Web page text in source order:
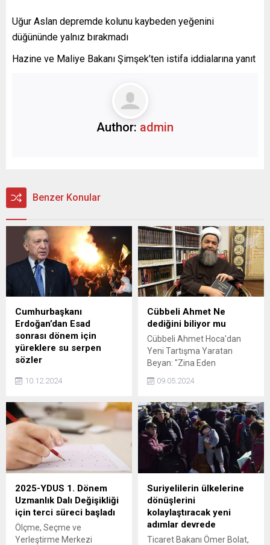
Uğur Aslan depremde kolunu kaybeden yeğenini
düğününde yalnız bırakmadı
Hazine ve Maliye Bakanı Şimşek’ten istifa iddialarına yanıt
Author: admin
Benzer Konular
Cumhurbaşkanı
Erdoğan’dan Esad
sonrası dönem için
yüreklere su serpen
sözler
sonrası dönem için
Cumhurbaşkanı Erdoğan,
"Suriye bütünlüğüne karşı
her saldırı karşısında bizi de
bulur. Birilerinin sırtlarını
dayadıkları güçlerden
aldıkları cesaretleriyle
bölgeyi ateşe bulamasına
seyirci kalmayacağız" dedi.
10.12.2024
Cübbeli Ahmet Ne
dediğini biliyor mu
Cübbeli Ahmet Hoca'dan
Yeni Tartışma Yaratan
Beyan: "Zina Eden
vaiz Cübbeli Ahmet Hoca,
yapanlara yönelik sözleriyle
yine gündemde. Hoca, "Zina
eden kişiye taş atılmalı. Bu
Allah'ın emridir." ifadelerini
kullanarak büyük bir
tartışma başlattı.
09.05.2024
2025-YDUS 1. Dönem
Uzmanlık Dalı Değişikliği
için terci süreci başladı
Ölçme, Seçme ve
Yerleştirme Merkezi
Suriyelilerin ülkelerine
dönüşlerini
kolaylaştıracak yeni
adımlar devrede
Ticaret Bakanı Ömer Bolat,